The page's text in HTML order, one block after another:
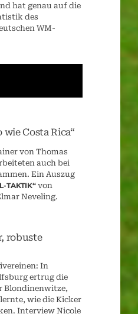
hat genau auf die
des
WM-
wie Costa Rica“
von Thomas
auch bei
Ein Auszug
TAKTIK“ von
Neveling.
robuste
In
ertrug die
Blondinenwitze,
wie die Kicker
Interview Nicole